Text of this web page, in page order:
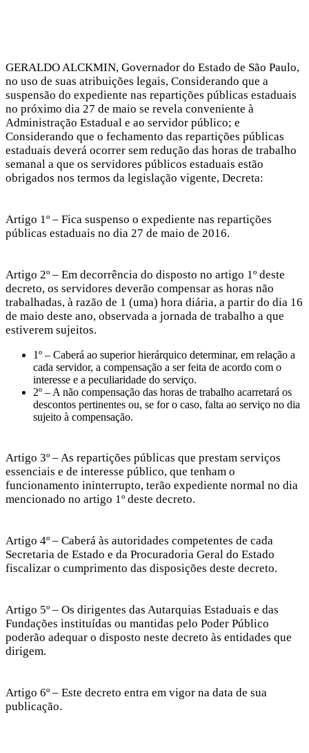
GERALDO ALCKMIN, Governador do Estado de São Paulo,
no uso de suas atribuições legais, Considerando que a
suspensão do expediente nas repartições públicas estaduais
no próximo dia 27 de maio se revela conveniente à
Administração Estadual e ao servidor público; e
Considerando que o fechamento das repartições públicas
estaduais deverá ocorrer sem redução das horas de trabalho
semanal a que os servidores públicos estaduais estão
obrigados nos termos da legislação vigente, Decreta:
Artigo 1º – Fica suspenso o expediente nas repartições
públicas estaduais no dia 27 de maio de 2016.
Artigo 2º – Em decorrência do disposto no artigo 1º deste
decreto, os servidores deverão compensar as horas não
trabalhadas, à razão de 1 (uma) hora diária, a partir do dia 16
de maio deste ano, observada a jornada de trabalho a que
estiverem sujeitos.
1º – Caberá ao superior hierárquico determinar, em relação a
cada servidor, a compensação a ser feita de acordo com o
interesse e a peculiaridade do serviço.
2º – A não compensação das horas de trabalho acarretará os
descontos pertinentes ou, se for o caso, falta ao serviço no dia
sujeito à compensação.
Artigo 3º – As repartições públicas que prestam serviços
essenciais e de interesse público, que tenham o
funcionamento ininterrupto, terão expediente normal no dia
mencionado no artigo 1º deste decreto.
Artigo 4º – Caberá às autoridades competentes de cada
Secretaria de Estado e da Procuradoria Geral do Estado
fiscalizar o cumprimento das disposições deste decreto.
Artigo 5º – Os dirigentes das Autarquias Estaduais e das
Fundações instituídas ou mantidas pelo Poder Público
poderão adequar o disposto neste decreto às entidades que
dirigem.
Artigo 6º – Este decreto entra em vigor na data de sua
publicação.